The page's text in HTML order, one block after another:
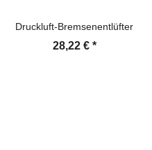
Druckluft-Bremsenentlüfter
28,22 € *